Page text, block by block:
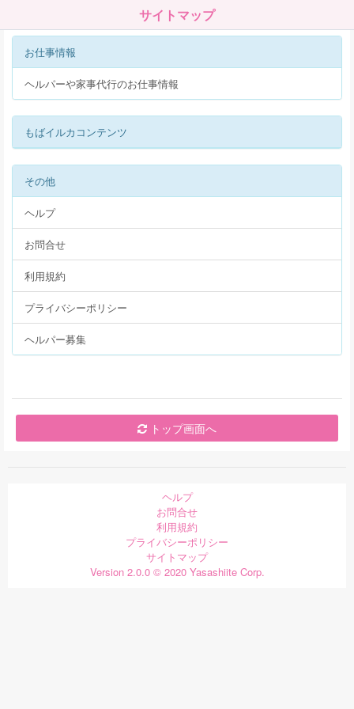
サイトマップ
お仕事情報
ヘルパーや家事代行のお仕事情報
もばイルカコンテンツ
その他
ヘルプ
お問合せ
利用規約
プライバシーポリシー
ヘルパー募集
トップ画面へ
ヘルプ
お問合せ
利用規約
プライバシーポリシー
サイトマップ
Version 2.0.0 © 2020 Yasashiite Corp.